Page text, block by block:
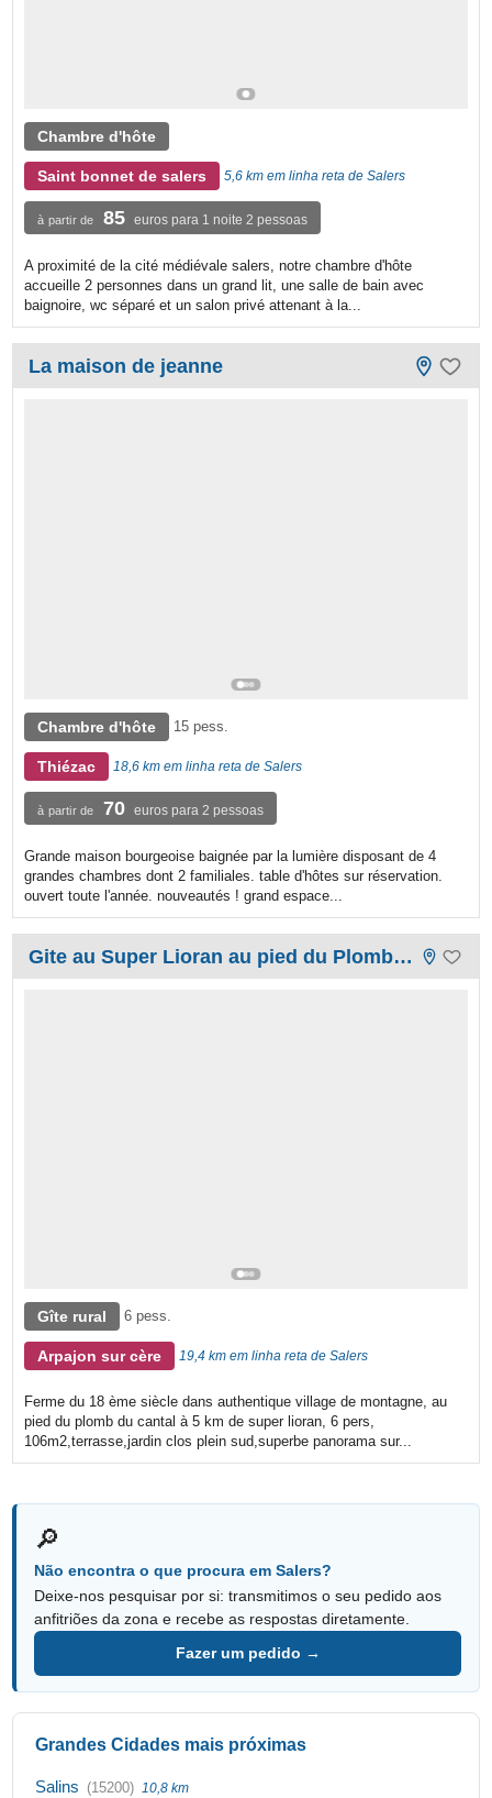
Chambre d'hôte
Saint bonnet de salers 5,6 km em linha reta de Salers
à partir de 85 euros para 1 noite 2 pessoas
A proximité de la cité médiévale salers, notre chambre d'hôte
accueille 2 personnes dans un grand lit, une salle de bain avec
baignoire, wc séparé et un salon privé attenant à la...
La maison de jeanne
Chambre d'hôte 15 pess.
Thiézac 18,6 km em linha reta de Salers
à partir de 70 euros para 2 pessoas
Grande maison bourgeoise baignée par la lumière disposant de 4
grandes chambres dont 2 familiales. table d'hôtes sur réservation.
ouvert toute l'année. nouveautés ! grand espace...
Gite au Super Lioran au pied du Plomb du Cantal
Gîte rural 6 pess.
Arpajon sur cère 19,4 km em linha reta de Salers
Ferme du 18 ème siècle dans authentique village de montagne, au
pied du plomb du cantal à 5 km de super lioran, 6 pers,
106m2,terrasse,jardin clos plein sud,superbe panorama sur...
🔎
Não encontra o que procura em Salers?
Deixe-nos pesquisar por si: transmitimos o seu pedido aos
anfitriões da zona e recebe as respostas diretamente.
Fazer um pedido →
Grandes Cidades mais próximas
Salins (15200) 10,8 km